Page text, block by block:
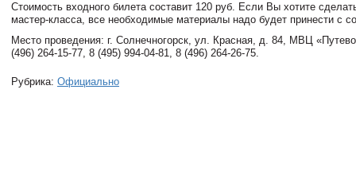
Стоимость входного билета составит 120 руб. Если Вы хотите
мастер-класса, все необходимые материалы надо будет принести с
Место проведения: г. Солнечногорск, ул. Красная, д. 84, МВЦ
(496) 264-15-77, 8 (495) 994-04-81, 8 (496) 264-26-75.
Рубрика: Официально